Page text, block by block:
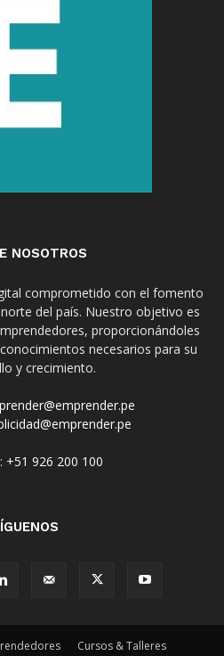
NOSOTROS
comprometido con el fomento
del país. Nuestro objetivo es
proporcionándoles
necesarios para su
y crecimiento.
+51 926 200 100
Cursos & Talleres